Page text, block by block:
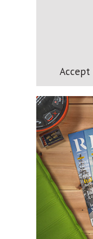
Accept